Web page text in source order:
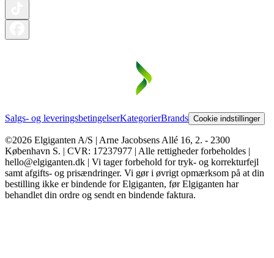
Salgs- og leveringsbetingelserKategorierBrands Cookie indstillinger
©2026 Elgiganten A/S | Arne Jacobsens Allé 16, 2. - 2300
København S. | CVR: 17237977 | Alle rettigheder forbeholdes |
hello@elgiganten.dk | Vi tager forbehold for tryk- og korrekturfejl
samt afgifts- og prisændringer. Vi gør i øvrigt opmærksom på at din
bestilling ikke er bindende for Elgiganten, før Elgiganten har
behandlet din ordre og sendt en bindende faktura.